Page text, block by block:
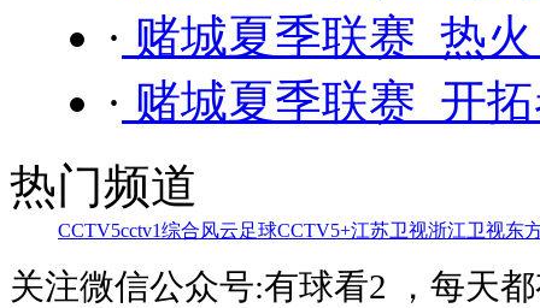
· 赌城夏季联赛 热
· 赌城夏季联赛 开
热门频道
CCTV5cctv1综合风云足球CCTV5+江苏卫视浙江卫视东
关注微信公众号:有球看2 ，每天